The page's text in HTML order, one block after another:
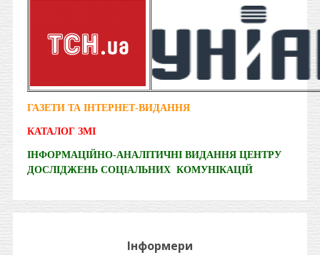
ГАЗЕТИ ТА ІНТЕРНЕТ-ВИДАННЯ
КАТАЛОГ ЗМІ
ІНФОРМАЦІЙНО-АНАЛІТИЧНІ ВИДАННЯ ЦЕНТРУ
ДОСЛІДЖЕНЬ СОЦІАЛЬНИХ КОМУНІКАЦІЙ
Інформери